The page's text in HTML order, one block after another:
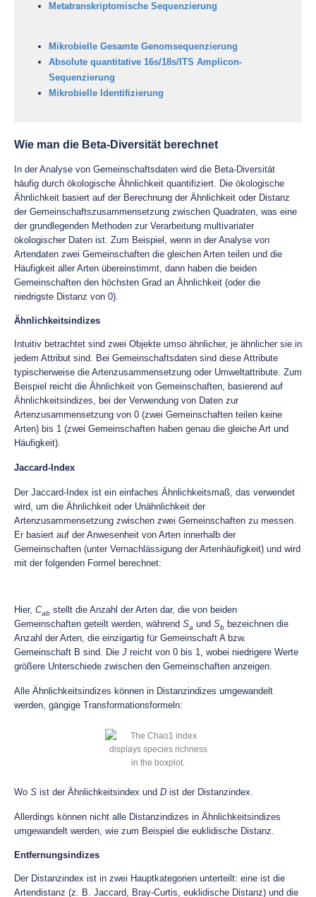
Metatranskriptomische Sequenzierung
Mikrobielle Gesamte Genomsequenzierung
Absolute quantitative 16s/18s/ITS Amplicon-
Sequenzierung
Mikrobielle Identifizierung
Wie man die Beta-Diversität berechnet
In der Analyse von Gemeinschaftsdaten wird die Beta-Diversität
häufig durch ökologische Ähnlichkeit quantifiziert. Die ökologische
Ähnlichkeit basiert auf der Berechnung der Ähnlichkeit oder Distanz
der Gemeinschaftszusammensetzung zwischen Quadraten, was eine
der grundlegenden Methoden zur Verarbeitung multivariater
ökologischer Daten ist. Zum Beispiel, wenn in der Analyse von
Artendaten zwei Gemeinschaften die gleichen Arten teilen und die
Häufigkeit aller Arten übereinstimmt, dann haben die beiden
Gemeinschaften den höchsten Grad an Ähnlichkeit (oder die
niedrigste Distanz von 0).
Ähnlichkeitsindizes
Intuitiv betrachtet sind zwei Objekte umso ähnlicher, je ähnlicher sie in
jedem Attribut sind. Bei Gemeinschaftsdaten sind diese Attribute
typischerweise die Artenzusammensetzung oder Umweltattribute. Zum
Beispiel reicht die Ähnlichkeit von Gemeinschaften, basierend auf
Ähnlichkeitsindizes, bei der Verwendung von Daten zur
Artenzusammensetzung von 0 (zwei Gemeinschaften teilen keine
Arten) bis 1 (zwei Gemeinschaften haben genau die gleiche Art und
Häufigkeit).
Jaccard-Index
Der Jaccard-Index ist ein einfaches Ähnlichkeitsmaß, das verwendet
wird, um die Ähnlichkeit oder Unähnlichkeit der
Artenzusammensetzung zwischen zwei Gemeinschaften zu messen.
Er basiert auf der Anwesenheit von Arten innerhalb der
Gemeinschaften (unter Vernachlässigung der Artenhäufigkeit) und wird
mit der folgenden Formel berechnet:
Hier, Cab stellt die Anzahl der Arten dar, die von beiden
Gemeinschaften geteilt werden, während Sa und Sb bezeichnen die
Anzahl der Arten, die einzigartig für Gemeinschaft A bzw.
Gemeinschaft B sind. Die J reicht von 0 bis 1, wobei niedrigere Werte
größere Unterschiede zwischen den Gemeinschaften anzeigen.
Alle Ähnlichkeitsindizes können in Distanzindizes umgewandelt
werden, gängige Transformationsformeln:
Wo S ist der Ähnlichkeitsindex und D ist der Distanzindex.
Allerdings können nicht alle Distanzindizes in Ähnlichkeitsindizes
umgewandelt werden, wie zum Beispiel die euklidische Distanz.
Entfernungsindizes
Der Distanzindex ist in zwei Hauptkategorien unterteilt: eine ist die
Artendistanz (z. B. Jaccard, Bray-Curtis, euklidische Distanz) und die